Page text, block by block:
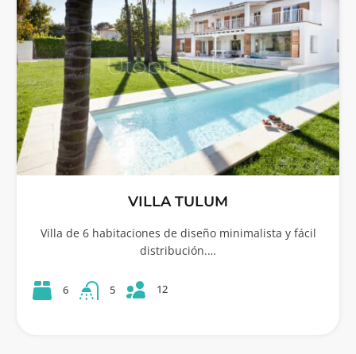
VILLA TULUM
Villa de 6 habitaciones de diseño minimalista y fácil
distribución.…
6 5 12